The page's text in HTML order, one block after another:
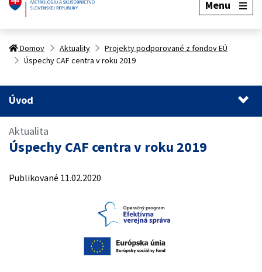
Menu
Domov Aktuality
Projekty podporované z fondov EÚ
Úspechy CAF centra v roku 2019
Úvod
Úvod
1.
Aktualita
Úspechy CAF centra v roku 2019
Publikované 11.02.2020